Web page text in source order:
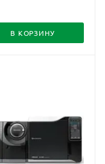
В КОРЗИНУ